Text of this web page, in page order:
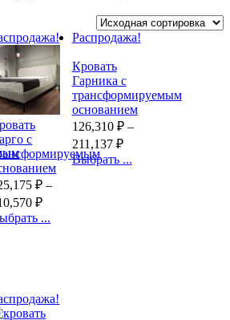
с
₽ –
₽
...
Распродажа!
Кровать
Гарника с
трансформируемым
основанием
126,310 ₽–
211,137 ₽
Выбрать ...